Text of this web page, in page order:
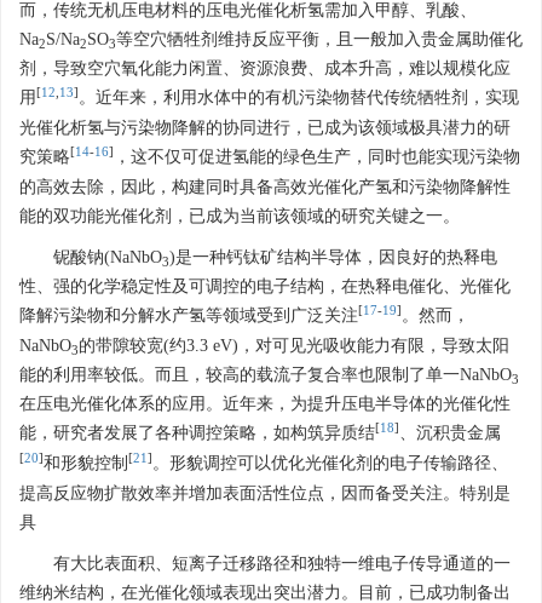
而，传统无机压电材料的压电光催化析氢需加入甲醇、乳酸、
Na2S/Na2SO3等空穴牺牲剂维持反应平衡，且一般加入贵金属助催化
剂，导致空穴氧化能力闲置、资源浪费、成本升高，难以规模化应
用 [12 13] 。近年来，利用水体中的有机污染物替代传统牺牲剂，实现
光催化析氢与污染物降解的协同进行，已成为该领域极具潜力的研
究策略[14-16]
，这不仅可促进氢能的绿色生产，同时也能实现污染物
的高效去除，因此，构建同时具备高效光催化产氢和污染物降解性
能的双功能光催化剂，已成为当前该领域的研究关键之一。
铌酸钠(NaNbO3)是一种钙钛矿结构半导体，因良好的热释电
性、强的化学稳定性及可调控的电子结构，在热释电催化、光催化
降解污染物和分解水产氢等领域受到广泛关注[17-19] 。然而，
NaNbO3的带隙较宽(约3.3 eV)，对可见光吸收能力有限，导致太阳
能的利用率较低。而且，较高的载流子复合率也限制了单一NaNbO3
在压电光催化体系的应用。近年来，为提升压电半导体的光催化性
能，研究者发展了各种调控策略，如构筑异质结[18] 、沉积贵金属
[20]和形貌控制 [21 ] 。形貌调控可以优化光催化剂的电子传输路径、
提高反应物扩散效率并增加表面活性位点，因而备受关注。特别是
具
有大比表面积、短离子迁移路径和独特一维电子传导通道的一
维纳米结构，在光催化领域表现出突出潜力。目前，已成功制备出